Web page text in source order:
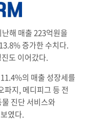
해 매출 223억원을
증가한 수치다.
도 이어갔다.
의 매출 성장세를
파지, 메디피그 등 전
진단 서비스와
였다.